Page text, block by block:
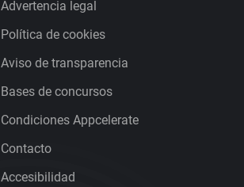
Advertencia legal
Política de cookies
Aviso de transparencia
Bases de concursos
Condiciones Appcelerate
Contacto
Accesibilidad